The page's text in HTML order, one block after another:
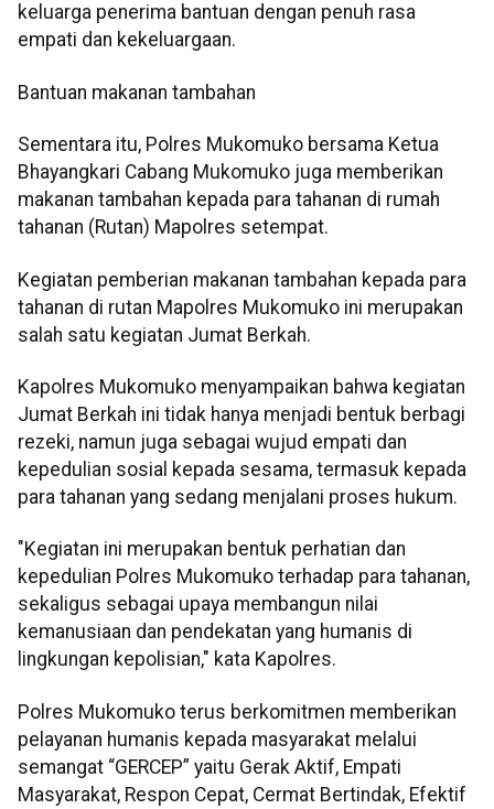
keluarga penerima bantuan dengan penuh rasa
empati dan kekeluargaan.
Bantuan makanan tambahan
Sementara itu, Polres Mukomuko bersama Ketua
Bhayangkari Cabang Mukomuko juga memberikan
makanan tambahan kepada para tahanan di rumah
tahanan (Rutan) Mapolres setempat.
Kegiatan pemberian makanan tambahan kepada para
tahanan di rutan Mapolres Mukomuko ini merupakan
salah satu kegiatan Jumat Berkah.
Kapolres Mukomuko menyampaikan bahwa kegiatan
Jumat Berkah ini tidak hanya menjadi bentuk berbagi
rezeki, namun juga sebagai wujud empati dan
kepedulian sosial kepada sesama, termasuk kepada
para tahanan yang sedang menjalani proses hukum.
"Kegiatan ini merupakan bentuk perhatian dan
kepedulian Polres Mukomuko terhadap para tahanan,
sekaligus sebagai upaya membangun nilai
kemanusiaan dan pendekatan yang humanis di
lingkungan kepolisian," kata Kapolres.
Polres Mukomuko terus berkomitmen memberikan
pelayanan humanis kepada masyarakat melalui
semangat “GERCEP” yaitu Gerak Aktif, Empati
Masyarakat, Respon Cepat, Cermat Bertindak, Efektif